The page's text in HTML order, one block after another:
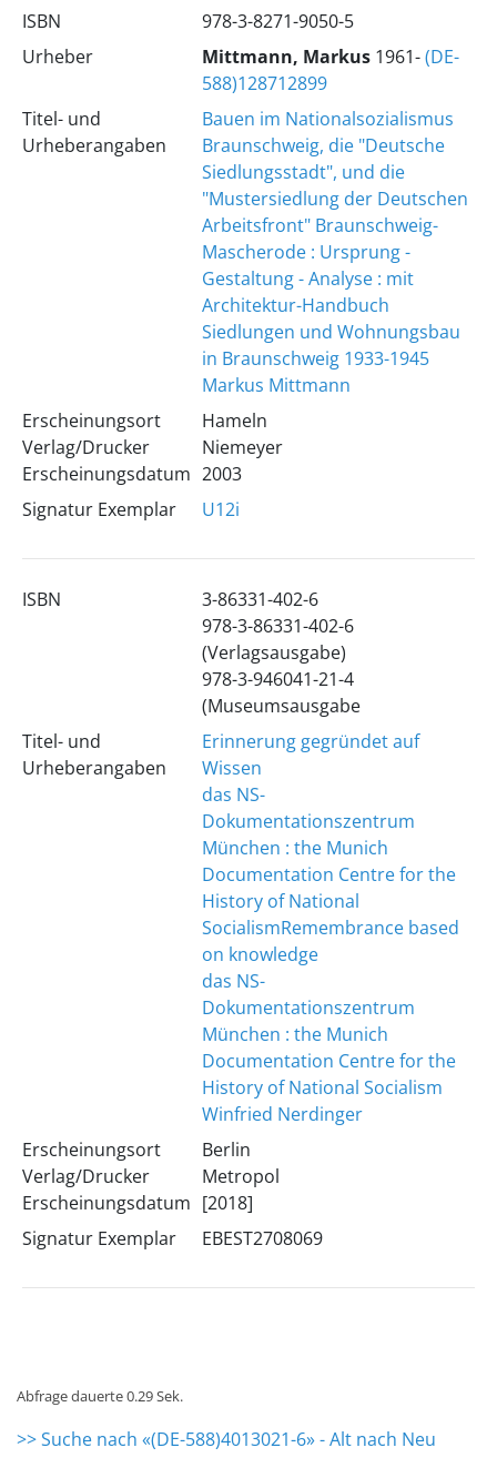
ISBN
978-3-8271-9050-5
Urheber
Mittmann, Markus1961-(DE-
588)128712899
Titel- und
Urheberangaben
Bauen im Nationalsozialismus
Braunschweig, die "Deutsche
Siedlungsstadt", und die
"Mustersiedlung der Deutschen
Arbeitsfront" Braunschweig-
Mascherode : Ursprung -
Gestaltung - Analyse : mit
Architektur-Handbuch
Siedlungen und Wohnungsbau
in Braunschweig 1933-1945
Markus Mittmann
Erscheinungsort
Verlag/Drucker
Erscheinungsdatum
Hameln
Niemeyer
2003
Signatur Exemplar
U12i
ISBN
3-86331-402-6
978-3-86331-402-6
(Verlagsausgabe)
978-3-946041-21-4
(Museumsausgabe
Titel- und
Urheberangaben
Erinnerung gegründet auf
Wissen
das NS-
Dokumentationszentrum
München : the Munich
Documentation Centre for the
History of National
SocialismRemembrance based
on knowledge
das NS-
Dokumentationszentrum
München : the Munich
Documentation Centre for the
History of National Socialism
Winfried Nerdinger
Erscheinungsort
Verlag/Drucker
Erscheinungsdatum
Berlin
Metropol
[2018]
Signatur Exemplar
EBEST2708069
Abfrage dauerte 0.29 Sek.
>> Suche nach «(DE-588)4013021-6» - Alt nach Neu